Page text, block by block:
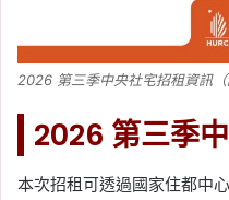
2026 第三季中央社宅招租資訊（
2026 第三季
本次招租可透過國家住都中